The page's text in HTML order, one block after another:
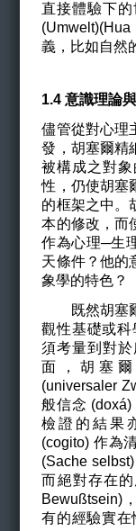
直接體驗下
義，比如自然
1.4 意識理論
儘管從對心理
發，胡塞爾精
被構成之對
性，仍使胡塞
的框架之中。
本的修改，而
作為心理─生
天條件？他的
象學的特色？
既然胡塞
觀性基礎或
須考量到對
面，胡塞
(universaler
般信念
檢證的結果
(cogito) 作為
(Sache selbst)
而絕對存在
Bewußtsein)
有的經驗實